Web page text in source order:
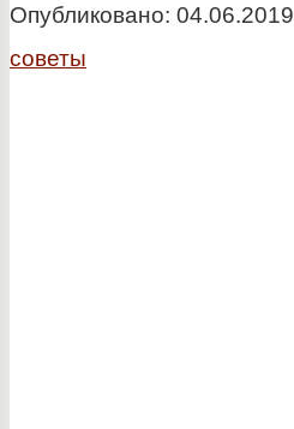
Опубликовано: 04.06.2019
советы